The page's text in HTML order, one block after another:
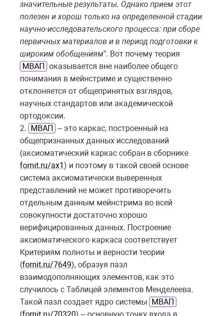
значительные результаты. Однако прием этот
полезен и хорош только на определенной стадии
научно-исследовательского процесса: при сборе
первичных материалов и в период подготовки к
широким обобщениям”. Вот почему теория
МВАП оказывается вне наиболее общего
понимания в мейнстриме и существенно
отклоняется от общепринятых взглядов,
научных стандартов или академической
ортодоксии.
2.
МВАП – это каркас, построенный на
общепризнанных данных исследований
(аксиоматический каркас собран в сборнике
fornit.ru/ax1 ) и поэтому в такой своей основе
система аксиоматически выверенных
представлений не может противоречить
отдельным данным мейнстрима во всей
совокупности достаточно хорошо
верифицированных данных. Построение
аксиоматического каркаса соответствует
Критериям полноты и верности теории
(fornit.ru/7649), образуя пазл
взаимодополняющих элементов, как это
случилось с Таблицей элементов Менделеева.
Такой пазл создает ядро системы
МВАП